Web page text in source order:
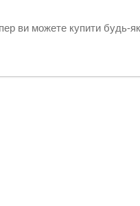
ви можете купити будь-